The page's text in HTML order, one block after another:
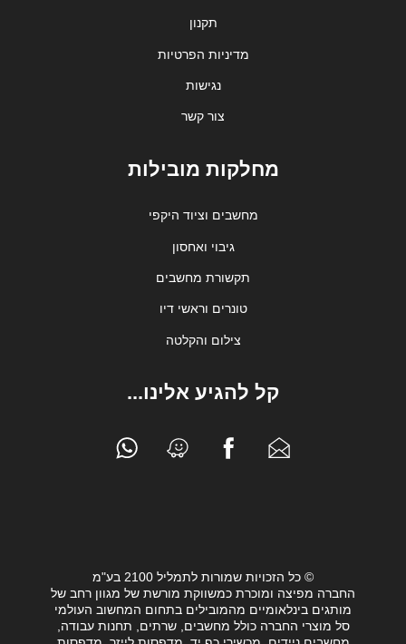
תקנון
מדיניות הפרטיות
נגישות
צור קשר
מחלקות מובילות
מחשבים וציוד היקפי
גיבוי ואחסון
תקשורת מחשבים
טונרים וראשי דיו
צילום והקלטה
קל להגיע אלינו...
© כל הזכויות שמורות לתמליל 2100 בע"מ
החברה מפיצה ומוכרת כמשווקת מורשת של מגוון רחב של
מותגים בינלאומיים מהמובילים בתחום המחשוב העולמי
סל מוצרי החברה כולל מחשבים, שרתים, תחנות עבודה,